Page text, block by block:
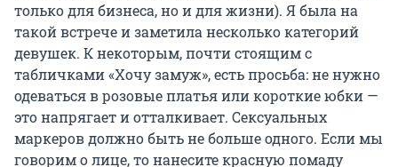
только для бизнеса, но и для жизни). Я была на
такой встрече и заметила несколько категорий
девушек. К некоторым, почти стоящим с
табличками «Хочу замуж», есть просьба: не нужно
одеваться в розовые платья или короткие юбки —
это напрягает и отталкивает. Сексуальных
маркеров должно быть не больше одного. Если мы
говорим о лице, то нанесите красную помаду